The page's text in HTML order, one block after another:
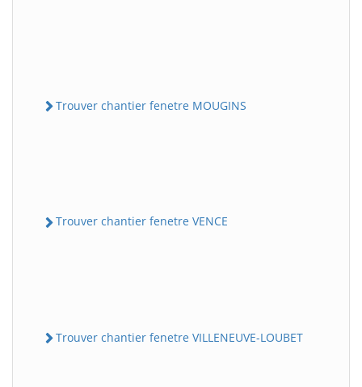
Trouver chantier fenetre MOUGINS
Trouver chantier fenetre VENCE
Trouver chantier fenetre VILLENEUVE-LOUBET